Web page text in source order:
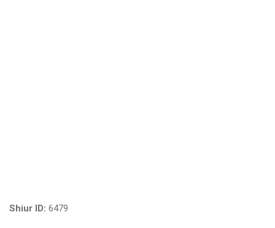
Shiur ID: 6479